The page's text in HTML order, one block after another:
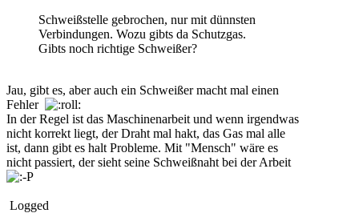
Schweißstelle gebrochen, nur mit dünnsten
Verbindungen. Wozu gibts da Schutzgas.
Gibts noch richtige Schweißer?
Jau, gibt es, aber auch ein Schweißer macht mal einen
Fehler
In der Regel ist das Maschinenarbeit und wenn irgendwas
nicht korrekt liegt, der Draht mal hakt, das Gas mal alle
ist, dann gibt es halt Probleme. Mit "Mensch" wäre es
nicht passiert, der sieht seine Schweißnaht bei der Arbeit
Logged